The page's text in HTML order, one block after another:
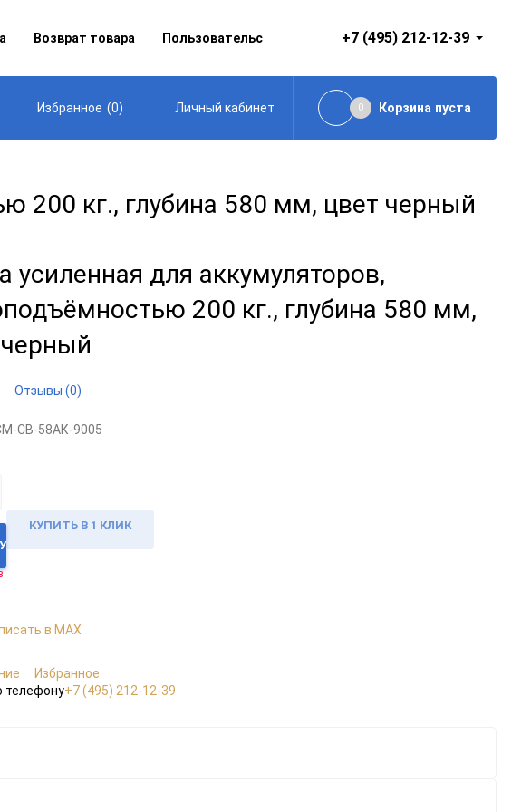
Возврат товара Пользовательское соглашение+7 (495) 212-12-39
Избранное (0) Личный кабинет 0 Корзина пуста
200 кг., глубина 580 мм, цвет черный
усиленная для аккумуляторов,
200 кг., глубина 580 мм,
Отзывы (0)
СВ-58АК-9005
КУПИТЬ В 1 КЛИК
в MAX
Избранное
телефону+7 (495) 212-12-39